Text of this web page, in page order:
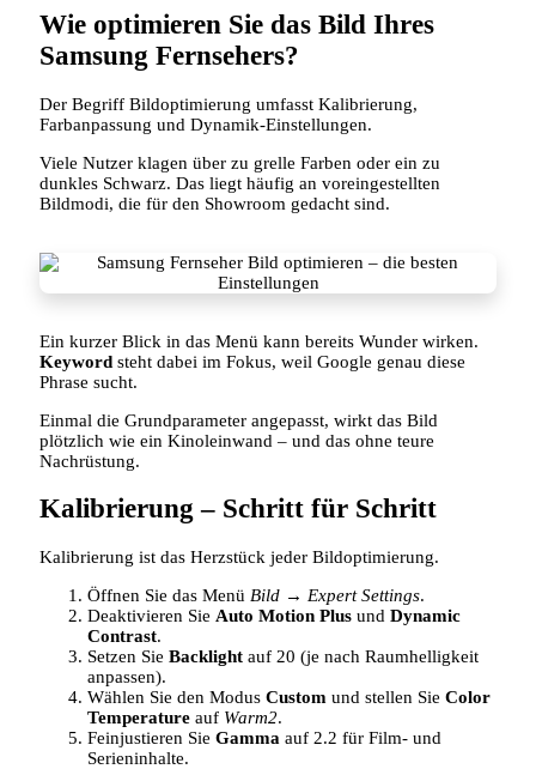
Wie optimieren Sie das Bild Ihres
Samsung Fernsehers?
Der Begriff Bildoptimierung umfasst Kalibrierung,
Farbanpassung und Dynamik‑Einstellungen.
Viele Nutzer klagen über zu grelle Farben oder ein zu
dunkles Schwarz. Das liegt häufig an voreingestellten
Bildmodi, die für den Showroom gedacht sind.
Ein kurzer Blick in das Menü kann bereits Wunder wirken.
Keyword steht dabei im Fokus, weil Google genau diese
Phrase sucht.
Einmal die Grundparameter angepasst, wirkt das Bild
plötzlich wie ein Kinoleinwand – und das ohne teure
Nachrüstung.
Kalibrierung – Schritt für Schritt
Kalibrierung ist das Herzstück jeder Bildoptimierung.
Öffnen Sie das Menü Bild → Expert Settings.
Deaktivieren Sie Auto Motion Plus und Dynamic
Contrast.
Setzen Sie Backlight auf 20 (je nach Raumhelligkeit
anpassen).
Wählen Sie den Modus Custom und stellen Sie Color
Temperature auf Warm2.
Feinjustieren Sie Gamma auf 2.2 für Film‑ und
Serieninhalte.